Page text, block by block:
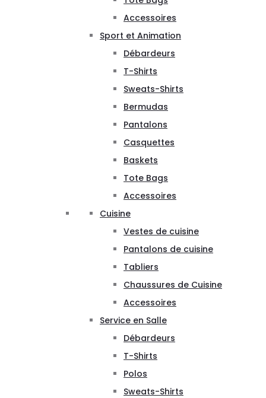
Accessoires
Sport et Animation
Débardeurs
T-Shirts
Sweats-Shirts
Bermudas
Pantalons
Casquettes
Baskets
Tote Bags
Accessoires
Cuisine
Vestes de cuisine
Pantalons de cuisine
Tabliers
Chaussures de Cuisine
Accessoires
Service en Salle
Débardeurs
T-Shirts
Polos
Sweats-Shirts